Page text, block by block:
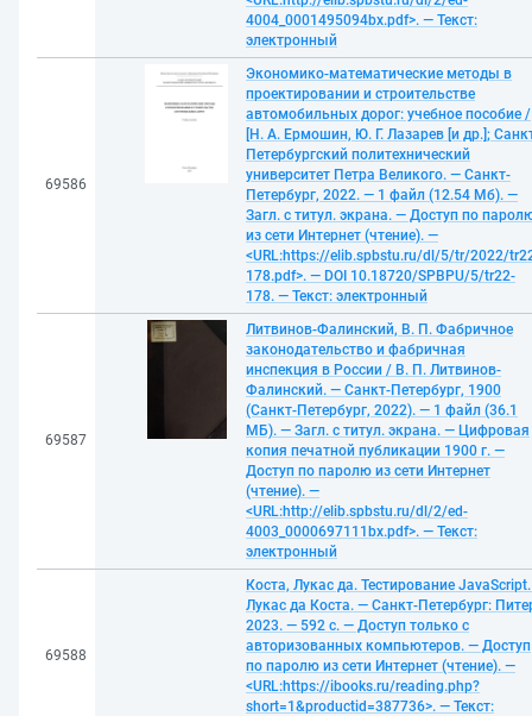
4004_0001495094bx.pdf>. — Текст:
электронный
69586
Экономико-математические методы в
проектировании и строительстве
автомобильных дорог: учебное пособие /
[Н. А. Ермошин, Ю. Г. Лазарев [и др.];
Петербургский политехнический
университет Петра Великого. — Санкт-
Петербург, 2022. — 1 файл (12.54 Мб). —
Загл. с титул. экрана. — Доступ по
из сети Интернет (чтение). —
<URL:https://elib.spbstu.ru/dl/5/tr/2022/
178.pdf>. — DOI 10.18720/SPBPU/5/tr22-
178. — Текст: электронный
69587
Литвинов-Фалинский, В. П. Фабричное
законодательство и фабричная
инспекция в России / В. П. Литвинов-
Фалинский. — Санкт-Петербург, 1900
(Санкт-Петербург, 2022). — 1 файл (36.1
МБ). — Загл. с титул. экрана. — Цифровая
копия печатной публикации 1900 г. —
Доступ по паролю из сети Интернет
(чтение). —
<URL:http://elib.spbstu.ru/dl/2/ed-
4003_0000697111bx.pdf>. — Текст:
электронный
69588
Коста, Лукас да. Тестирование
Лукас да Коста. — Санкт-Петербург:
2023. — 592 с. — Доступ только с
авторизованных компьютеров. — Доступ
по паролю из сети Интернет (чтение). —
<URL:https://ibooks.ru/reading.php?
short=1&productid=387736>. — Текст: